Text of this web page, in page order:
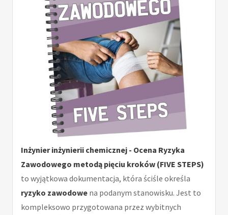
Inżynier inżynierii chemicznej - Ocena Ryzyka
Zawodowego metodą pięciu kroków (FIVE STEPS)
to wyjątkowa dokumentacja, która ściśle określa
ryzyko zawodowe na podanym stanowisku. Jest to
kompleksowo przygotowana przez wybitnych